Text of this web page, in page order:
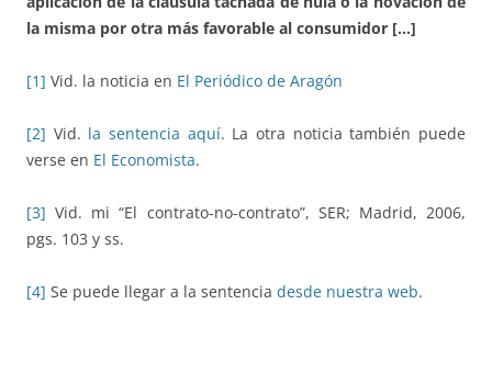
la misma por otra más favorable al consumidor […]
[1] Vid. la noticia en El Periódico de Aragón
[2] Vid. la sentencia aquí. La otra noticia también puede
verse en El Economista.
[3] Vid. mi “El contrato-no-contrato”, SER; Madrid, 2006,
pgs. 103 y ss.
[4] Se puede llegar a la sentencia desde nuestra web.